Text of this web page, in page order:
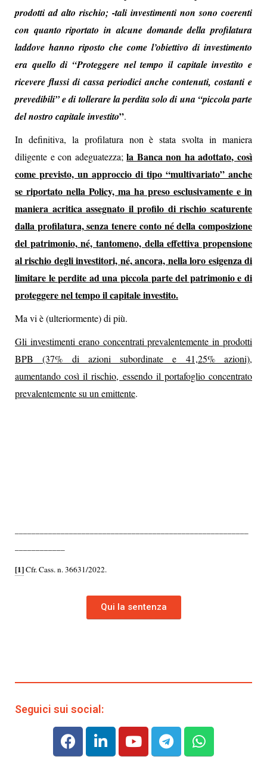
prodotti ad alto rischio; -tali investimenti non sono coerenti
con quanto riportato in alcune domande della profilatura
laddove hanno riposto che come l’obiettivo di investimento
era quello di “Proteggere nel tempo il capitale investito e
ricevere flussi di cassa periodici anche contenuti, costanti e
prevedibili” e di tollerare la perdita solo di una “piccola parte
del nostro capitale investito”.
In definitiva, la profilatura non è stata svolta in maniera
diligente e con adeguatezza;la Banca non ha adottato, così
come previsto, un approccio di tipo “multivariato” anche
se riportato nella Policy, ma ha preso esclusivamente e in
maniera acritica assegnato il profilo di rischio scaturente
dalla profilatura, senza tenere conto né della composizione
del patrimonio, né, tantomeno, della effettiva propensione
al rischio degli investitori, né, ancora, nella loro esigenza di
limitare le perdite ad una piccola parte del patrimonio e di
proteggere nel tempo il capitale investito.
Ma vi è (ulteriormente) di più.
Gli investimenti erano concentrati prevalentemente in prodotti
BPB (37% di azioni subordinate e 41,25% azioni),
aumentando così il rischio, essendo il portafoglio concentrato
prevalentemente su un emittente.
[1]Cfr. Cass. n. 36631/2022.
Qui la sentenza
Seguici sui social: